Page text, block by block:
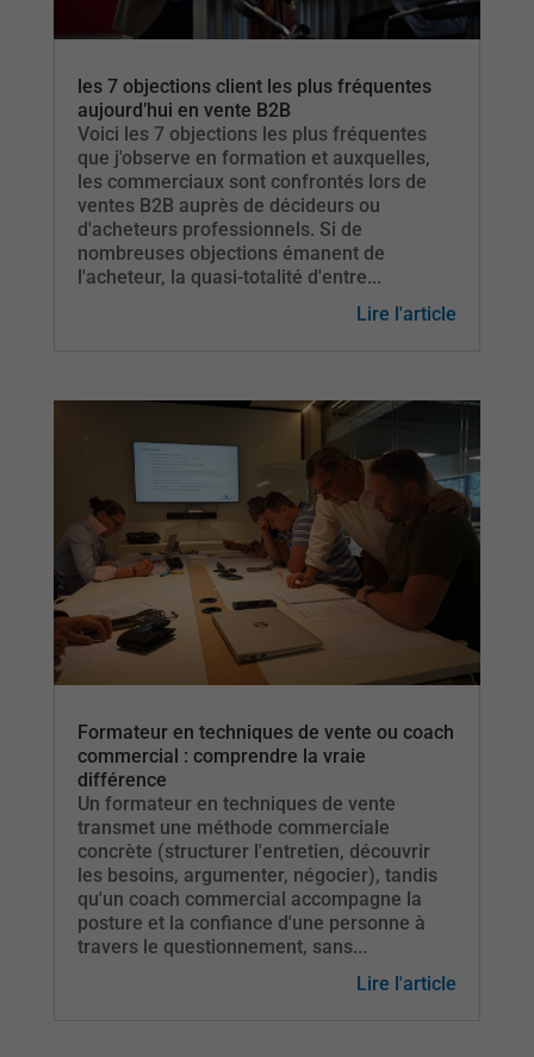
les 7 objections client les plus fréquentes
aujourd’hui en vente B2B
Voici les 7 objections les plus fréquentes
que j'observe en formation et auxquelles,
les commerciaux sont confrontés lors de
ventes B2B auprès de décideurs ou
d'acheteurs professionnels. Si de
nombreuses objections émanent de
l'acheteur, la quasi-totalité d'entre...
Lire l'article
Formateur en techniques de vente ou coach
commercial : comprendre la vraie
différence
Un formateur en techniques de vente
transmet une méthode commerciale
concrète (structurer l'entretien, découvrir
les besoins, argumenter, négocier), tandis
qu'un coach commercial accompagne la
posture et la confiance d'une personne à
travers le questionnement, sans...
Lire l'article